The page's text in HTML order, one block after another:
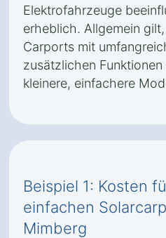
Elektrofahrzeuge
erheblich. Allgemein
Carports mit
zusätzlichen
kleinere, einfachere
Beispiel 1: Kosten
einfachen
Mimberg